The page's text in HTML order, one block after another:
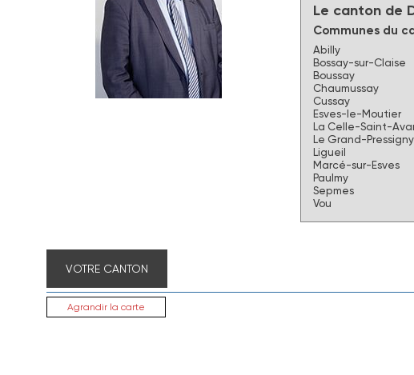
Le canton de
Communes du
Abilly
Bossay-sur-Claise
Boussay
Chaumussay
Cussay
Esves-le-Moutier
La Celle-Saint-
Le Grand-Pressigny
Ligueil
Marcé-sur-Esves
Paulmy
Sepmes
Vou
VOTRE CANTON
Agrandir la carte